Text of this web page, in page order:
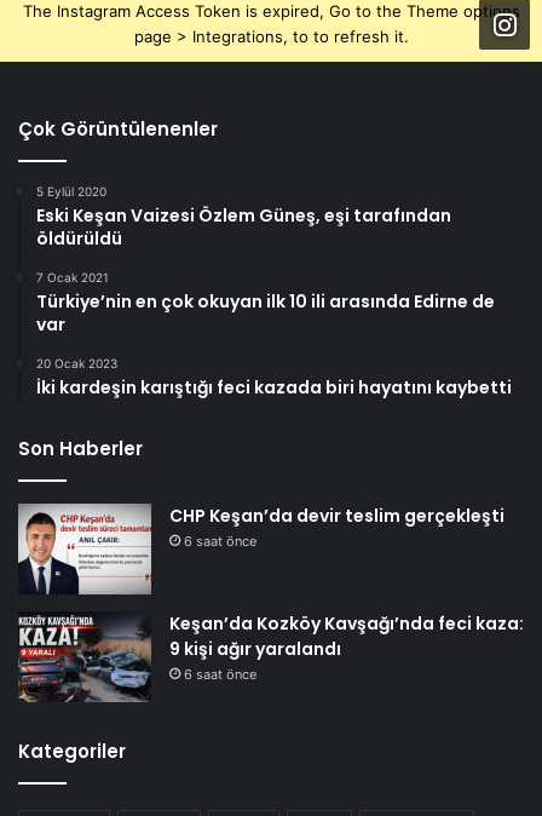
The Instagram Access Token is expired, Go to the Theme options
page > Integrations, to to refresh it.
Çok Görüntülenenler
5 Eylül 2020
Eski Keşan Vaizesi Özlem Güneş, eşi tarafından
öldürüldü
7 Ocak 2021
Türkiye’nin en çok okuyan ilk 10 ili arasında Edirne de
var
20 Ocak 2023
İki kardeşin karıştığı feci kazada biri hayatını kaybetti
Son Haberler
CHP Keşan’da devir teslim gerçekleşti
6 saat önce
Keşan’da Kozköy Kavşağı’nda feci kaza:
9 kişi ağır yaralandı
6 saat önce
Kategoriler